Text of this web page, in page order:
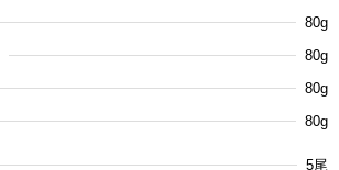
80g
80g
80g
80g
5尾